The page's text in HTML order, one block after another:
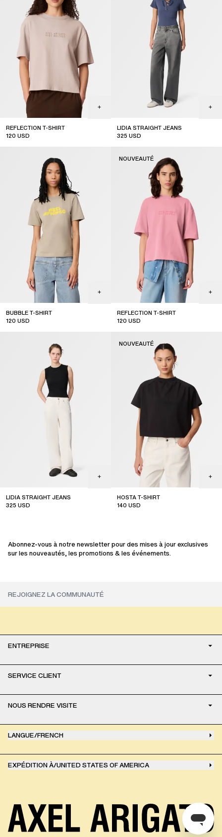
REFLECTION T-SHIRT
120 USD
LIDIA STRAIGHT JEANS
325 USD
BUBBLE T-SHIRT
120 USD
REFLECTION T-SHIRT
120 USD
NOUVEAUTÉ
LIDIA STRAIGHT JEANS
325 USD
HOSTA T-SHIRT
140 USD
NOUVEAUTÉ
Abonnez-vous à notre newsletter pour des mises à jour exclusives
sur les nouveautés, les promotions & les événements.
ENTREPRISE
SERVICE CLIENT
NOUS RENDRE VISITE
LANGUE/FRENCH
EXPÉDITION À/UNITED STATES OF AMERICA